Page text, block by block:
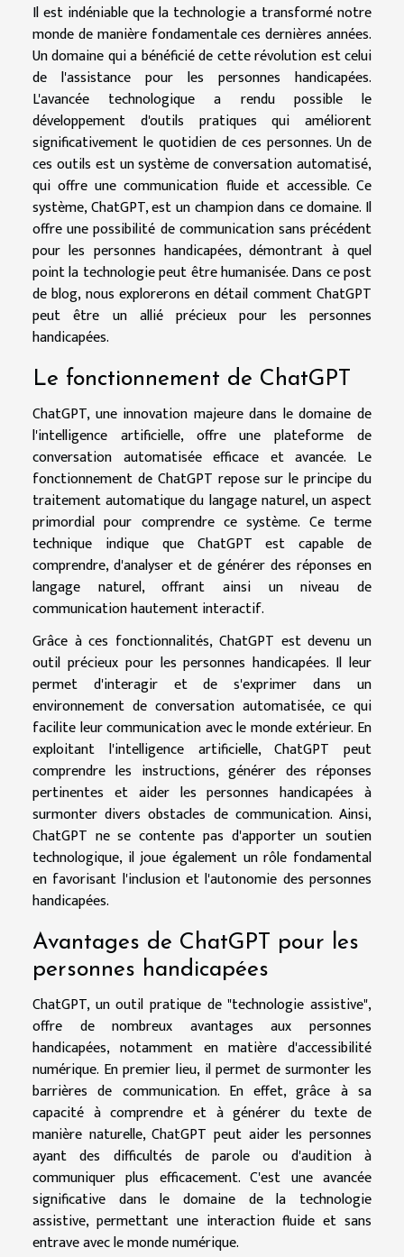
Il est indéniable que la technologie a transformé notre
monde de manière fondamentale ces dernières années.
Un domaine qui a bénéficié de cette révolution est celui
de l'assistance pour les personnes handicapées.
L'avancée technologique a rendu possible le
développement d'outils pratiques qui améliorent
significativement le quotidien de ces personnes. Un de
ces outils est un système de conversation automatisé,
qui offre une communication fluide et accessible. Ce
système, ChatGPT, est un champion dans ce domaine. Il
offre une possibilité de communication sans précédent
pour les personnes handicapées, démontrant à quel
point la technologie peut être humanisée. Dans ce post
de blog, nous explorerons en détail comment ChatGPT
peut être un allié précieux pour les personnes
handicapées.
Le fonctionnement de ChatGPT
ChatGPT, une innovation majeure dans le domaine de
l'intelligence artificielle, offre une plateforme de
conversation automatisée efficace et avancée. Le
fonctionnement de ChatGPT repose sur le principe du
traitement automatique du langage naturel, un aspect
primordial pour comprendre ce système. Ce terme
technique indique que ChatGPT est capable de
comprendre, d'analyser et de générer des réponses en
langage naturel, offrant ainsi un niveau de
communication hautement interactif.
Grâce à ces fonctionnalités, ChatGPT est devenu un
outil précieux pour les personnes handicapées. Il leur
permet d'interagir et de s'exprimer dans un
environnement de conversation automatisée, ce qui
facilite leur communication avec le monde extérieur. En
exploitant l'intelligence artificielle, ChatGPT peut
comprendre les instructions, générer des réponses
pertinentes et aider les personnes handicapées à
surmonter divers obstacles de communication. Ainsi,
ChatGPT ne se contente pas d'apporter un soutien
technologique, il joue également un rôle fondamental
en favorisant l'inclusion et l'autonomie des personnes
handicapées.
Avantages de ChatGPT pour les
personnes handicapées
ChatGPT, un outil pratique de "technologie assistive",
offre de nombreux avantages aux personnes
handicapées, notamment en matière d'accessibilité
numérique. En premier lieu, il permet de surmonter les
barrières de communication. En effet, grâce à sa
capacité à comprendre et à générer du texte de
manière naturelle, ChatGPT peut aider les personnes
ayant des difficultés de parole ou d'audition à
communiquer plus efficacement. C'est une avancée
significative dans le domaine de la technologie
assistive, permettant une interaction fluide et sans
entrave avec le monde numérique.